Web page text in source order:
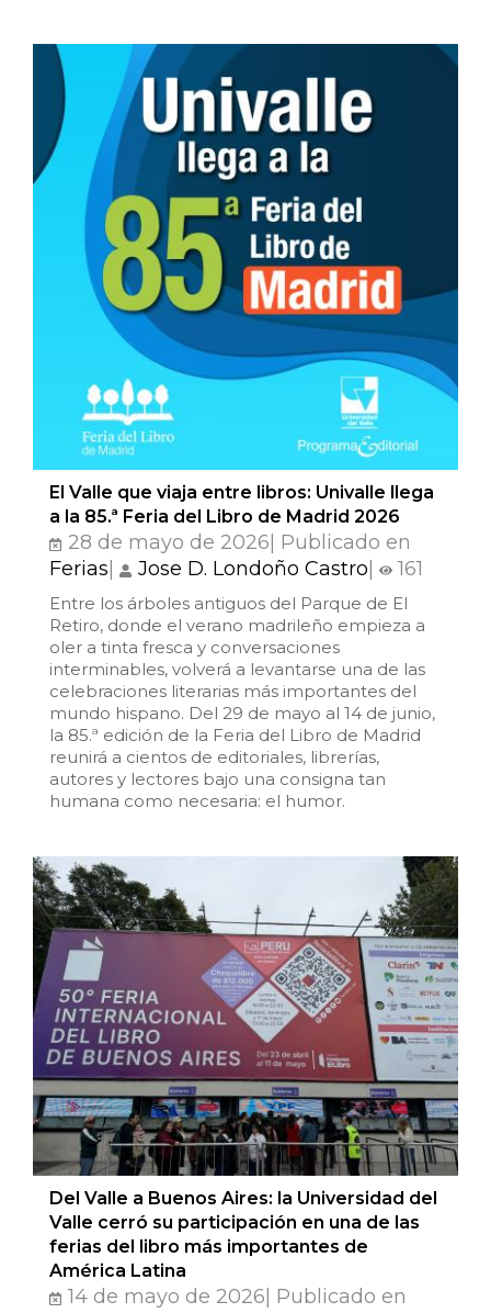
Matemáticas
Medicina
Medioambiente
Música
Narcotráfico
Periodismo
Política y gobierno
Posconflicto
Psicología
Violencia
El Valle que viaja entre libros: Univalle llega
a la 85.ª Feria del Libro de Madrid 2026
28 de mayo de 2026| Publicado en
Ferias
Jose D. Londoño Castro 161
Entre los árboles antiguos del Parque de El
Retiro, donde el verano madrileño empieza a
oler a tinta fresca y conversaciones
interminables, volverá a levantarse una de las
celebraciones literarias más importantes del
mundo hispano. Del 29 de mayo al 14 de junio,
la 85.ª edición de la Feria del Libro de Madrid
reunirá a cientos de editoriales, librerías,
autores y lectores bajo una consigna tan
humana como necesaria: el humor.
Del Valle a Buenos Aires: la Universidad del
Valle cerró su participación en una de las
ferias del libro más importantes de
América Latina
14 de mayo de 2026| Publicado en